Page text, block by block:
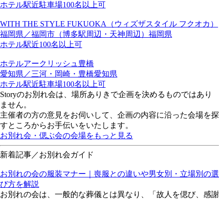
ホテル駅近駐車場100名以上可
WITH THE STYLE FUKUOKA（ウィズザスタイル フクオカ）
福岡県／福岡市（博多駅周辺・天神周辺） 福岡県
ホテル駅近100名以上可
ホテルアークリッシュ豊橋
愛知県／三河・岡崎・豊橋愛知県
ホテル駅近駐車場100名以上可
Storyのお別れ会は、場所ありきで企画を決めるものではあり
ません。
主催者の方の意見をお伺いして、企画の内容に沿った会場を探
すところからお手伝いをいたします。
お別れ会・偲ぶ会の会場をもっと見る
新着記事／お別れ会ガイド
お別れの会の服装マナー｜喪服との違いや男女別・立場別の選
び方を解説
お別れの会は、一般的な葬儀とは異なり、「故人を偲び、感謝